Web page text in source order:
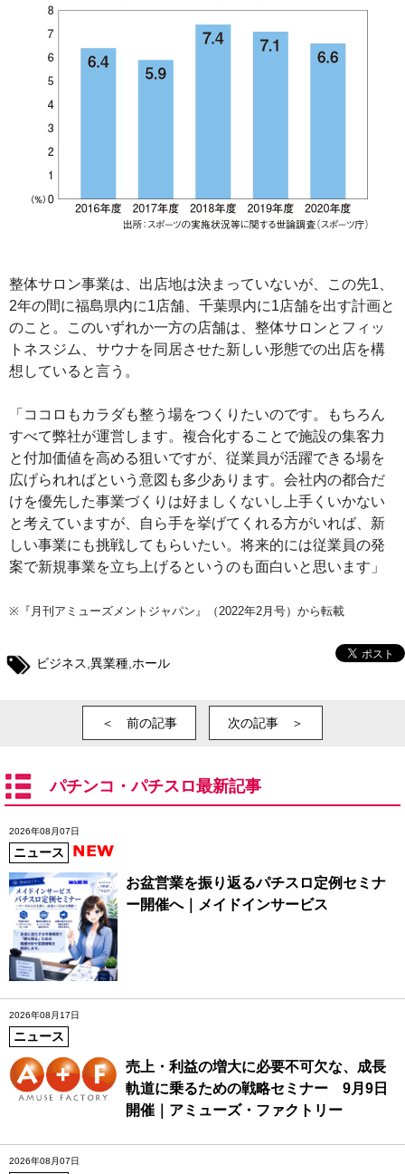
整体サロン事業は、出店地は決まっていないが、この先1、
2年の間に福島県内に1店舗、千葉県内に1店舗を出す計画と
のこと。このいずれか一方の店舗は、整体サロンとフィッ
トネスジム、サウナを同居させた新しい形態での出店を構
想していると言う。
「ココロもカラダも整う場をつくりたいのです。もちろん
すべて弊社が運営します。複合化することで施設の集客力
と付加価値を高める狙いですが、従業員が活躍できる場を
広げられればという意図も多少あります。会社内の都合だ
けを優先した事業づくりは好ましくないし上手くいかない
と考えていますが、自ら手を挙げてくれる方がいれば、新
しい事業にも挑戦してもらいたい。将来的には従業員の発
案で新規事業を立ち上げるというのも面白いと思います」
※『月刊アミューズメントジャパン』（2022年2月号）から転載
ビジネス 異業種 ホール
＜ 前の記事 次の記事 ＞
パチンコ・パチスロ最新記事
2026年08月07日
ニュース
お盆営業を振り返るパチスロ定例セミナ
ー開催へ｜メイドインサービス
2026年08月17日
ニュース
売上・利益の増大に必要不可欠な、成長
軌道に乗るための戦略セミナー 9月9日
開催｜アミューズ・ファクトリー
2026年08月07日